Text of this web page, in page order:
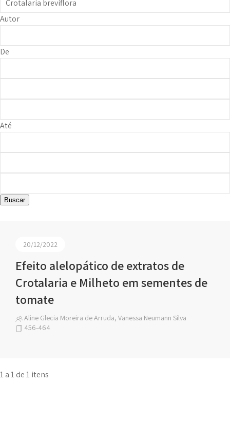
Autor
De
Até
Buscar
20/12/2022
Efeito alelopático de extratos de
Crotalaria e Milheto em sementes de
tomate
Aline Glecia Moreira de Arruda, Vanessa Neumann Silva
456-464
1 a 1 de 1 itens